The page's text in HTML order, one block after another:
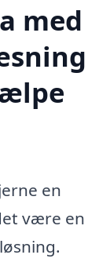
med
en
være en